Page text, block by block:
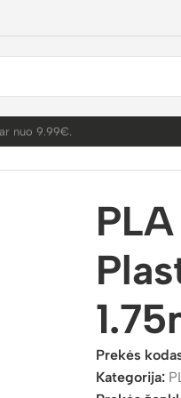
nuo 9.99€.
Luminous Blue 3D
Prekės
Kategorija: